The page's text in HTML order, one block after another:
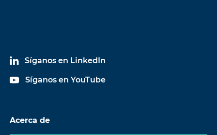
Síganos en LinkedIn
Síganos en YouTube
Acerca de